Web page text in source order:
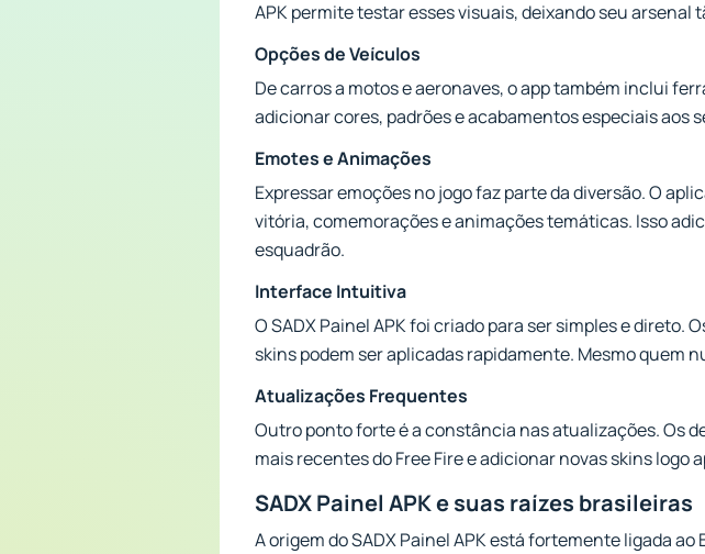
APK permite testar esses visuais, deixando seu arsenal
Opções de Veículos
De carros a motos e aeronaves, o app também inclui
adicionar cores, padrões e acabamentos especiais aos
Emotes e Animações
Expressar emoções no jogo faz parte da diversão. O
vitória, comemorações e animações temáticas. Isso
esquadrão.
Interface Intuitiva
O SADX Painel APK foi criado para ser simples e direto.
skins podem ser aplicadas rapidamente. Mesmo quem
Atualizações Frequentes
Outro ponto forte é a constância nas atualizações. Os
mais recentes do Free Fire e adicionar novas skins logo
SADX Painel APK e suas raízes brasileiras
A origem do SADX Painel APK está fortemente ligada